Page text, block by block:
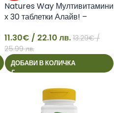
11
Natures Way Мултивитамини
х 30 таблетки Алайв! –
11.30€ / 22.10 лв. 13.29€/
25.99 лв.
ДОБАВИ В КОЛИЧКА